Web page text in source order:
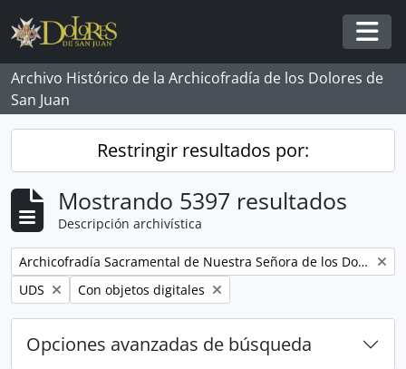
Skip to main content
Archivo Histórico de la Archicofradía de los Dolores de
San Juan
Restringir resultados por:
Mostrando 5397 resultados
Descripción archivística
Remove filter:
Archicofradía Sacramental de Nuestra Señora de los Dolores
Remove filter:
UDS Remove filter:
Con objetos digitales
Opciones avanzadas de búsqueda